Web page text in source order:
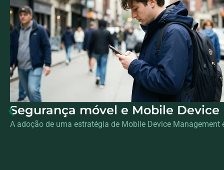
Segurança móvel e Mobile
A adoção de uma estratégia de Mobile Device